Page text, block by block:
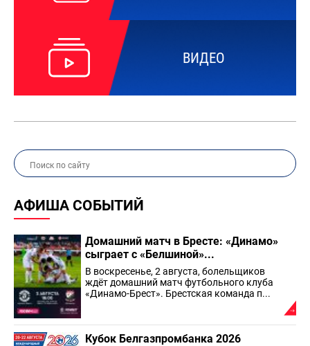
ВИДЕО
АФИША СОБЫТИЙ
Домашний матч в Бресте: «Динамо»
сыграет с «Белшиной»...
В воскресенье, 2 августа, болельщиков
ждёт домашний матч футбольного клуба
«Динамо-Брест». Брестская команда п...
Кубок Белгазпромбанка 2026